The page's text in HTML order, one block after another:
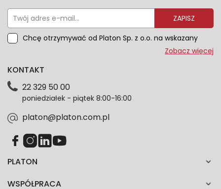
ZAPISZ
Chcę otrzymywać od Platon Sp. z o.o. na wskazany
przeze mnie adres e-mail informacje marketingowe
dotyczące danych osobowych znajdziesz w naszej
każdym czasie. Wycofanie zgody nie wpłynie na
zgodność z prawem przetwarzania dokonanego przed
Zobacz więcej
PLATON
WSPÓŁPRACA
KONTAKT
22 329 50 00
poniedziałek - piątek 8:00-16:00
platon@platon.com.pl